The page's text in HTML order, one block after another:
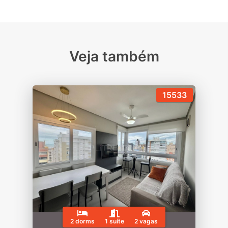
Veja também
15533
2 dorms 1 suíte 2 vagas